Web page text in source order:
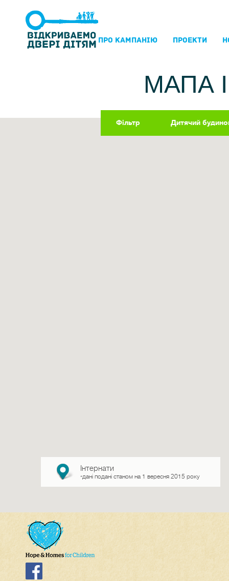
ПРО КАМПАНIЮ ПРОЕКТИ
МАПА
Фільтр Дитячий
Інтернати
*дані подані станом на 1 вересня 2015 року